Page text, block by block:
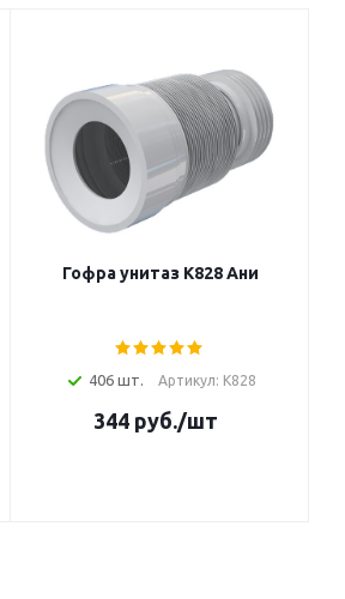
Гофра унитаз K828 Ани
406 шт. Артикул: K828
344 руб./шт